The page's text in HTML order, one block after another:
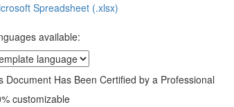
Spreadsheet (.xlsx)
available:
Document Has Been Certified by a Professional
customizable